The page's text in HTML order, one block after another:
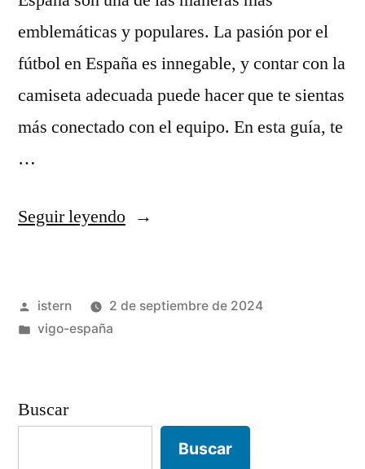
emblemáticas y populares. La pasión por el
fútbol en España es innegable, y contar con la
camiseta adecuada puede hacer que te sientas
más conectado con el equipo. En esta guía, te
…
Seguir leyendo«Camisetas
de
Publicado
por
istern
2 de septiembre de 2024
Publicado
vigo-españa
Buscar
Buscar